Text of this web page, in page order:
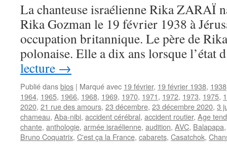
La chanteuse israélienne Rika ZARAÏ
Rika Gozman le 19 février 1938 à
occupation britannique. Le père de
polonaise. Elle a dix ans lorsque
lecture →
Publié dansbios | Marqué avec 19 février, 19 février 1938, 1938
1964, 1965, 1966, 1968, 1969, 1970, 1971, 1972, 1973, 1975,
2020, 21 rue des amours, 23 décembre, 23 décembre 2020, 3
chameau, Aba-nibi, accident cérébral, accident routier, Age
chante, anthologie, armée israélienne, audition, AVC, Balapapa
Bruno Coquatrix, C'est ça la France, cabarets, Casatchok,